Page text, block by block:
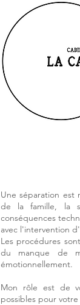
Une séparation
de la famille, la
conséquences
avec l'intervention
Les procédures
du manque de
émotionnellement.
Mon rôle est de
possibles pour votre